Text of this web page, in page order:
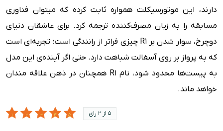
دارند، این موتورسیکلت همواره ثابت کرده که میتوان فناوری
مسابقه را به زبان مصرف‌کننده ترجمه کرد. برای عاشقان دنیای
دوچرخ، سوار شدن بر R1 چیزی فراتر از رانندگی است؛ تجربه‌ای است
که به پرواز بر روی آسفالت شباهت دارد. حتی اگر آینده‌ی این مدل
به پیست‌ها محدود شود، نام R1 همچنان در ذهن علاقه مندان
خواهد ماند.
5 از 2 رای